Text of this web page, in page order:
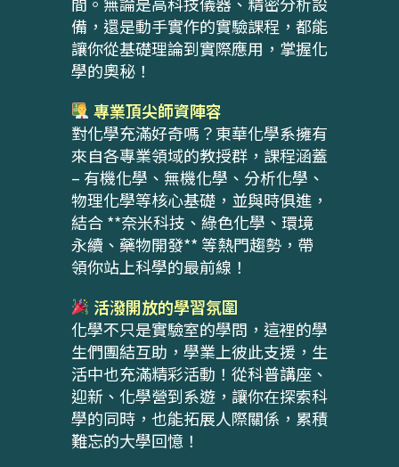
備，還是動手實作的實驗課程，都能
讓你從基礎理論到實際應用，掌握化
學的奧秘！
專業頂尖師資陣容
對化學充滿好奇嗎？東華化學系擁有
來自各專業領域的教授群，課程涵蓋
– 有機化學、無機化學、分析化學、
物理化學等核心基礎，並與時俱進，
結合 **奈米科技、綠色化學、環境
永續、藥物開發** 等熱門趨勢，帶
領你站上科學的最前線！
活潑開放的學習氛圍
化學不只是實驗室的學問，這裡的學
生們團結互助，學業上彼此支援，生
活中也充滿精彩活動！從科普講座、
迎新、化學營到系遊，讓你在探索科
學的同時，也能拓展人際關係，累積
難忘的大學回憶！